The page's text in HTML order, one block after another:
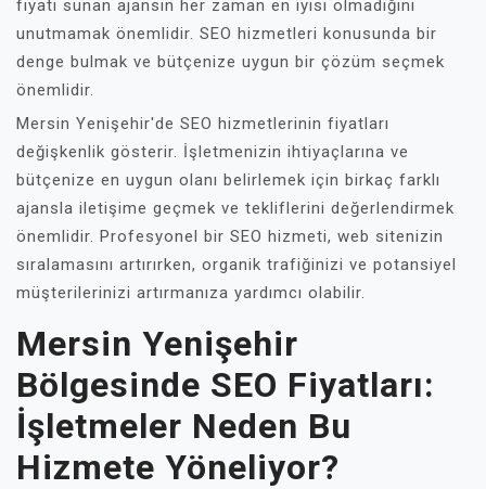
fiyatı sunan ajansın her zaman en iyisi olmadığını
unutmamak önemlidir. SEO hizmetleri konusunda bir
denge bulmak ve bütçenize uygun bir çözüm seçmek
önemlidir.
Mersin Yenişehir'de SEO hizmetlerinin fiyatları
değişkenlik gösterir. İşletmenizin ihtiyaçlarına ve
bütçenize en uygun olanı belirlemek için birkaç farklı
ajansla iletişime geçmek ve tekliflerini değerlendirmek
önemlidir. Profesyonel bir SEO hizmeti, web sitenizin
sıralamasını artırırken, organik trafiğinizi ve potansiyel
müşterilerinizi artırmanıza yardımcı olabilir.
Mersin Yenişehir
Bölgesinde SEO Fiyatları:
İşletmeler Neden Bu
Hizmete Yöneliyor?